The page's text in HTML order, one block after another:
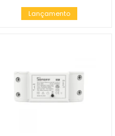
Lançamento